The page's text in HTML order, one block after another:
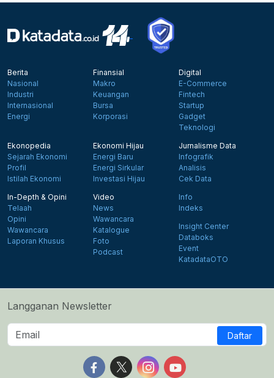
Berita
Nasional
Industri
Internasional
Energi
Finansial
Makro
Keuangan
Bursa
Korporasi
Digital
E-Commerce
Fintech
Startup
Gadget
Teknologi
Ekonopedia
Sejarah Ekonomi
Profil
Istilah Ekonomi
Ekonomi Hijau
Energi Baru
Energi Sirkular
Investasi Hijau
Jurnalisme Data
Infografik
Analisis
Cek Data
In-Depth & Opini
Telaah
Opini
Wawancara
Laporan Khusus
Video
News
Wawancara
Katalogue
Foto
Podcast
Info
Indeks
Insight Center
Databoks
Event
KatadataOTO
Langganan Newsletter
Daftar
Follow us on Facebook
Follow us on X
Follow us on Instagram
Follow us on